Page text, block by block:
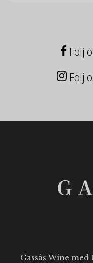
Följ
Följ
Gassås Wine